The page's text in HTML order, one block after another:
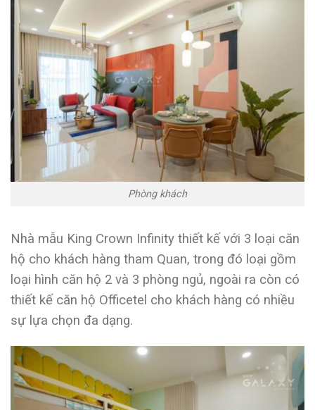
Phòng khách
Nhà mẫu King Crown Infinity thiết kế với 3 loại căn
hộ cho khách hàng tham Quan, trong đó loại gồm
loại hình căn hộ 2 và 3 phòng ngủ, ngoài ra còn có
thiết kế căn hộ Officetel cho khách hàng có nhiều
sự lựa chọn đa dạng.